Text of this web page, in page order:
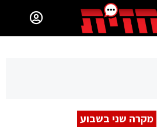
מקרה שני בשבוע